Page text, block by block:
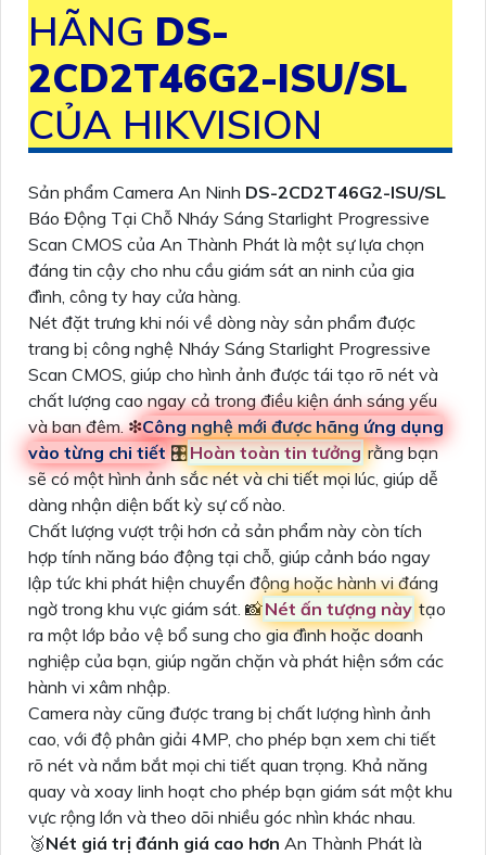
HÃNG DS-
2CD2T46G2-ISU/SL
CỦA HIKVISION
Sản phẩm Camera An Ninh DS-2CD2T46G2-ISU/SL
Báo Động Tại Chỗ Nháy Sáng Starlight Progressive
Scan CMOS của An Thành Phát là một sự lựa chọn
đáng tin cậy cho nhu cầu giám sát an ninh của gia
đình, công ty hay cửa hàng.
Nét đặt trưng khi nói về dòng này sản phẩm được
trang bị công nghệ Nháy Sáng Starlight Progressive
Scan CMOS, giúp cho hình ảnh được tái tạo rõ nét và
chất lượng cao ngay cả trong điều kiện ánh sáng yếu
và ban đêm. ❇Công nghệ mới được hãng ứng dụng
vào từng chi tiết🎛Hoàn toàn tin tưởngrằng bạn
sẽ có một hình ảnh sắc nét và chi tiết mọi lúc, giúp dễ
dàng nhận diện bất kỳ sự cố nào.
Chất lượng vượt trội hơn cả sản phẩm này còn tích
hợp tính năng báo động tại chỗ, giúp cảnh báo ngay
lập tức khi phát hiện chuyển động hoặc hành vi đáng
ngờ trong khu vực giám sát. 📸Nét ấn tượng này tạo
ra một lớp bảo vệ bổ sung cho gia đình hoặc doanh
nghiệp của bạn, giúp ngăn chặn và phát hiện sớm các
hành vi xâm nhập.
Camera này cũng được trang bị chất lượng hình ảnh
cao, với độ phân giải 4MP, cho phép bạn xem chi tiết
rõ nét và nắm bắt mọi chi tiết quan trọng. Khả năng
quay và xoay linh hoạt cho phép bạn giám sát một khu
vực rộng lớn và theo dõi nhiều góc nhìn khác nhau.
🥉Nét giá trị đánh giá cao hơn An Thành Phát là